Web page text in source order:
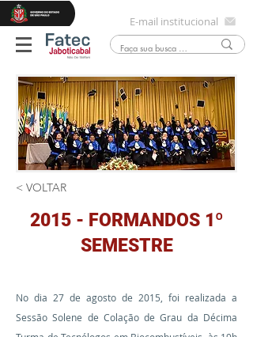
E-mail institucional
< VOLTAR
2015 - FORMANDOS 1º
SEMESTRE
No dia 27 de agosto de 2015, foi realizada a
Sessão Solene de Colação de Grau da Décima